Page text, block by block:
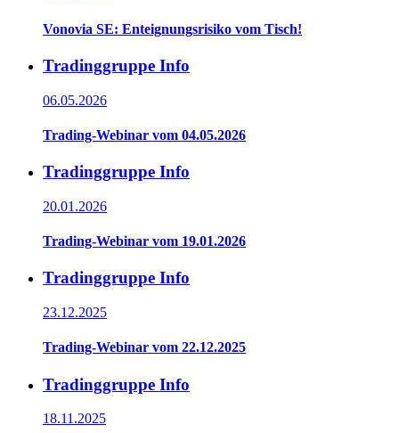
Vonovia SE: Enteignungsrisiko vom Tisch!
Tradinggruppe Info
06.05.2026
Trading-Webinar vom 04.05.2026
Tradinggruppe Info
20.01.2026
Trading-Webinar vom 19.01.2026
Tradinggruppe Info
23.12.2025
Trading-Webinar vom 22.12.2025
Tradinggruppe Info
18.11.2025